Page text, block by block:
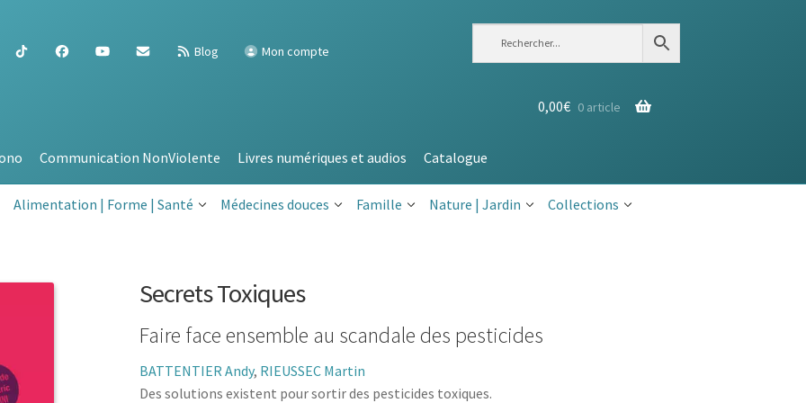
Blog Mon compte
0,00€ 0 article
Communication NonViolente Livres numériques et audios Catalogue
Alimentation | Forme | Santé Médecines douces Famille Nature | Jardin Collections
Secrets Toxiques
Faire face ensemble au scandale des pesticides
BATTENTIER Andy, RIEUSSEC Martin
Des solutions existent pour sortir des pesticides toxiques.